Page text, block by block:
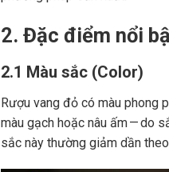
2. Đặc điểm nổi
2.1 Màu sắc (Color)
Rượu vang đỏ có màu phong
màu gạch hoặc nâu ấm — do
sắc này thường giảm dần